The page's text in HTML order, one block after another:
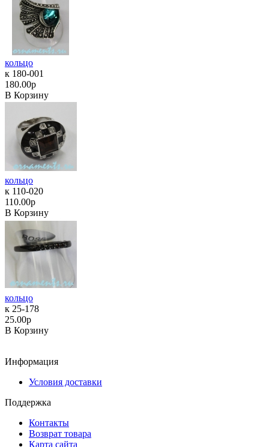
кольцо
к 180-001
180.00р
В Корзину
кольцо
к 110-020
110.00р
В Корзину
кольцо
к 25-178
25.00р
В Корзину
Информация
Условия доставки
Поддержка
Контакты
Возврат товара
Карта сайта